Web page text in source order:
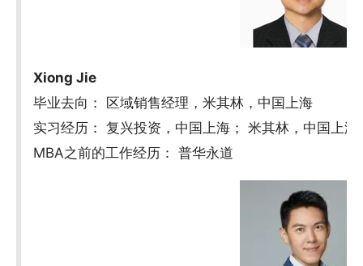
Xiong Jie
毕业去向： 区域销售经理，米其林，中国上海
实习经历： 复兴投资，中国上海； 米其林，中国上海
MBA之前的工作经历： 普华永道